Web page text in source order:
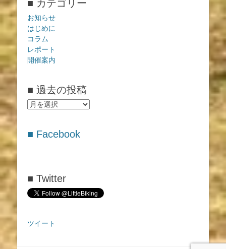
■ カテゴリー
お知らせ
はじめに
コラム
レポート
開催案内
■ 過去の投稿
の
■ Facebook
■ Twitter
ツイート